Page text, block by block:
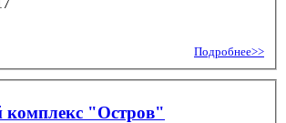
Подробнее>>
комплекс "Остров"